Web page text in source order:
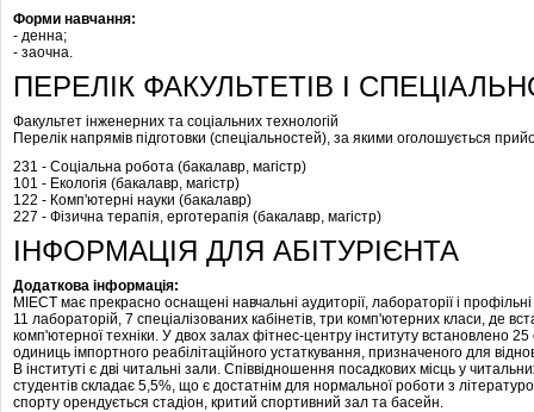
Форми навчання:
- денна;
- заочна.
ПЕРЕЛІК ФАКУЛЬТЕТІВ І
Факультет інженерних та соціальних технологій
Перелік напрямів підготовки (спеціальностей), за якими оголошується
231 - Соціальна робота (бакалавр, магістр)
101 - Екологія (бакалавр, магістр)
122 - Комп'ютерні науки (бакалавр)
227 - Фізична терапія, ерготерапія (бакалавр, магістр)
ІНФОРМАЦІЯ ДЛЯ АБІТУРІЄНТА
Додаткова інформація:
МІЕСТ має прекрасно оснащені навчальні аудиторії, лабораторії і
11 лабораторій, 7 спеціалізованих кабінетів, три комп'ютерних класи, де
комп'ютерної техніки. У двох залах фітнес-центру інституту встановлено
одиниць імпортного реабілітаційного устаткування, призначеного для
В інституті є дві читальні зали. Співвідношення посадкових місць у
студентів складає 5,5%, що є достатнім для нормальної роботи з
спорту орендується стадіон, критий спортивний зал та басейн.